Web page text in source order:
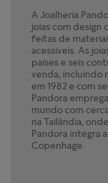
A Joalheria
joias com design
feitas de
acessíveis. As
países e seis
venda, incluindo
em 1982 e com
Pandora
mundo com
na Tailândia,
Pandora integra
Copenhage.